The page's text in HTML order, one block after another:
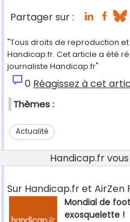
Partager sur :
"Tous droits de reproduction
Handicap.fr. Cet article a été
journaliste Handicap.fr"
0 Réagissez à cet
Thèmes :
Actualité
Handicap.fr
Sur Handicap.fr et AirZen
Mondial de
exosquelette !